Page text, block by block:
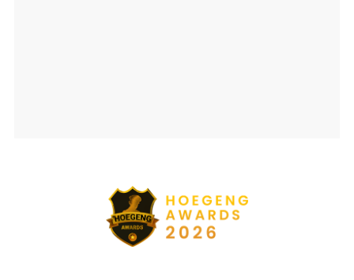
IM57+ Sebut Hoegeng Awards
Jadi Motivasi Polri Jalankan